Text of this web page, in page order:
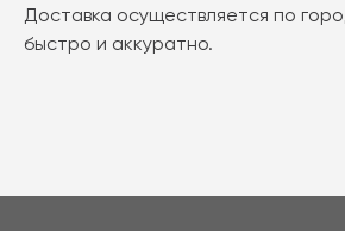
Доставка осуществляется по
быстро и аккуратно.